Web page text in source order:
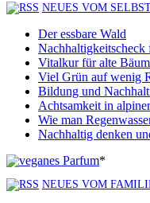
NEUES VOM
Der essbare Wald
Nachhaltigkeitscheck
Vitalkur für alte
Viel Grün auf wenig
Bildung und
Achtsamkeit in
Wie man
Nachhaltig denken
*
NEUES VOM